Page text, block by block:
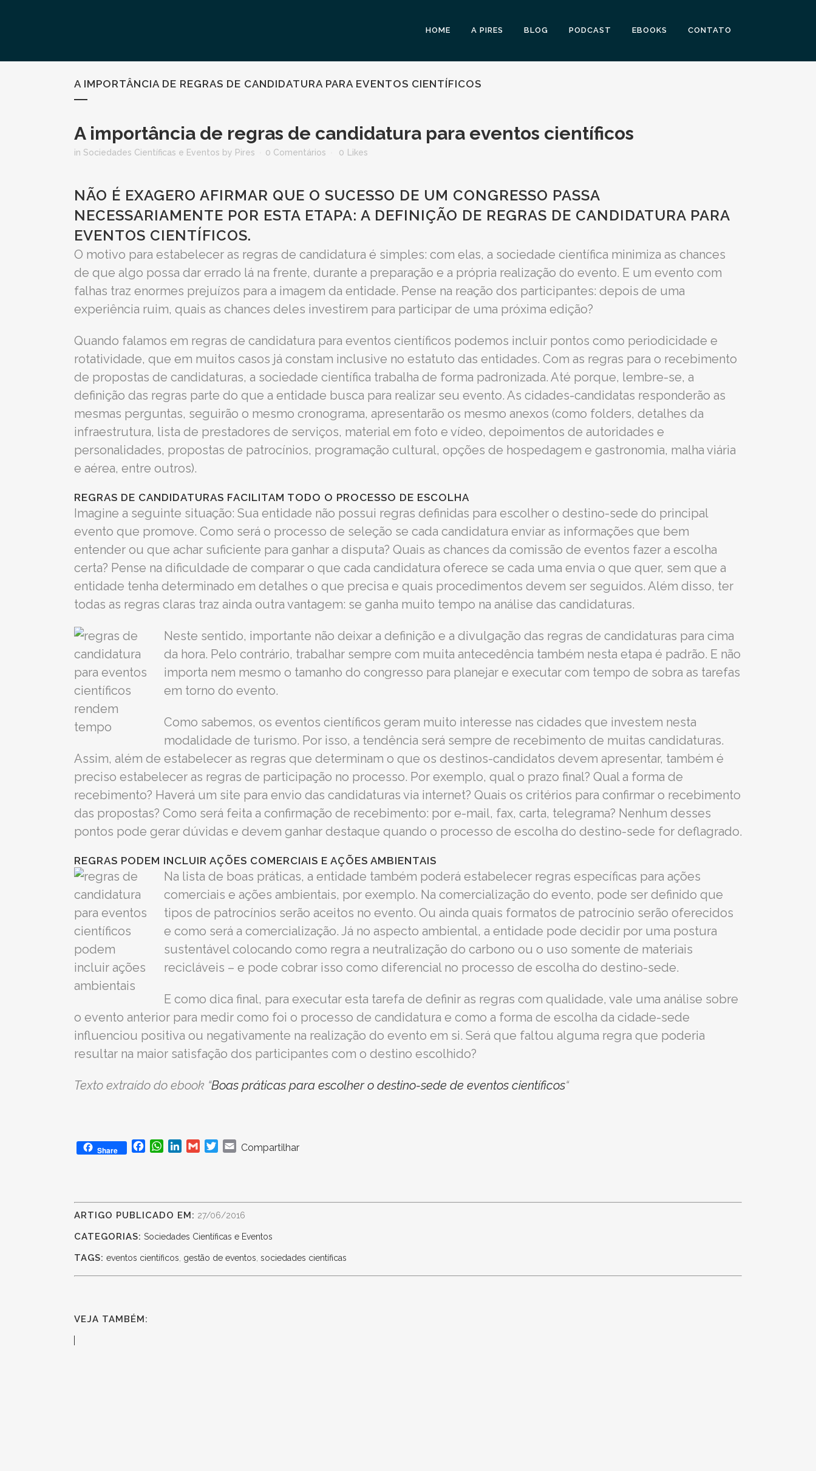
HOME A PIRES BLOG PODCAST EBOOKS CONTATO
A IMPORTÂNCIA DE REGRAS DE CANDIDATURA PARA EVENTOS CIENTÍFICOS
A importância de regras de candidatura para eventos científicos
in Sociedades Científicas e Eventos by Pires 0 Comentários 0 Likes
NÃO É EXAGERO AFIRMAR QUE O SUCESSO DE UM CONGRESSO PASSA
NECESSARIAMENTE POR ESTA ETAPA: A DEFINIÇÃO DE REGRAS DE CANDIDATURA PARA
EVENTOS CIENTÍFICOS.
O motivo para estabelecer as regras de candidatura é simples: com elas, a sociedade científica minimiza as chances
de que algo possa dar errado lá na frente, durante a preparação e a própria realização do evento. E um evento com
falhas traz enormes prejuízos para a imagem da entidade. Pense na reação dos participantes: depois de uma
experiência ruim, quais as chances deles investirem para participar de uma próxima edição?
Quando falamos em regras de candidatura para eventos científicos podemos incluir pontos como periodicidade e
rotatividade, que em muitos casos já constam inclusive no estatuto das entidades. Com as regras para o recebimento
de propostas de candidaturas, a sociedade científica trabalha de forma padronizada. Até porque, lembre-se, a
definição das regras parte do que a entidade busca para realizar seu evento. As cidades-candidatas responderão as
mesmas perguntas, seguirão o mesmo cronograma, apresentarão os mesmo anexos (como folders, detalhes da
infraestrutura, lista de prestadores de serviços, material em foto e vídeo, depoimentos de autoridades e
personalidades, propostas de patrocínios, programação cultural, opções de hospedagem e gastronomia, malha viária
e aérea, entre outros).
REGRAS DE CANDIDATURAS FACILITAM TODO O PROCESSO DE ESCOLHA
Imagine a seguinte situação: Sua entidade não possui regras definidas para escolher o destino-sede do principal
evento que promove. Como será o processo de seleção se cada candidatura enviar as informações que bem
entender ou que achar suficiente para ganhar a disputa? Quais as chances da comissão de eventos fazer a escolha
certa? Pense na dificuldade de comparar o que cada candidatura oferece se cada uma envia o que quer, sem que a
entidade tenha determinado em detalhes o que precisa e quais procedimentos devem ser seguidos. Além disso, ter
todas as regras claras traz ainda outra vantagem: se ganha muito tempo na análise das candidaturas.
Neste sentido, importante não deixar a definição e a divulgação das regras de candidaturas para cima
da hora. Pelo contrário, trabalhar sempre com muita antecedência também nesta etapa é padrão. E não
importa nem mesmo o tamanho do congresso para planejar e executar com tempo de sobra as tarefas
em torno do evento.
Como sabemos, os eventos científicos geram muito interesse nas cidades que investem nesta
modalidade de turismo. Por isso, a tendência será sempre de recebimento de muitas candidaturas.
Assim, além de estabelecer as regras que determinam o que os destinos-candidatos devem apresentar, também é
preciso estabelecer as regras de participação no processo. Por exemplo, qual o prazo final? Qual a forma de
recebimento? Haverá um site para envio das candidaturas via internet? Quais os critérios para confirmar o recebimento
das propostas? Como será feita a confirmação de recebimento: por e-mail, fax, carta, telegrama? Nenhum desses
pontos pode gerar dúvidas e devem ganhar destaque quando o processo de escolha do destino-sede for deflagrado.
REGRAS PODEM INCLUIR AÇÕES COMERCIAIS E AÇÕES AMBIENTAIS
Na lista de boas práticas, a entidade também poderá estabelecer regras específicas para ações
comerciais e ações ambientais, por exemplo. Na comercialização do evento, pode ser definido que
tipos de patrocínios serão aceitos no evento. Ou ainda quais formatos de patrocínio serão oferecidos
e como será a comercialização. Já no aspecto ambiental, a entidade pode decidir por uma postura
sustentável colocando como regra a neutralização do carbono ou o uso somente de materiais
recicláveis – e pode cobrar isso como diferencial no processo de escolha do destino-sede.
E como dica final, para executar esta tarefa de definir as regras com qualidade, vale uma análise sobre
o evento anterior para medir como foi o processo de candidatura e como a forma de escolha da cidade-sede
influenciou positiva ou negativamente na realização do evento em si. Será que faltou alguma regra que poderia
resultar na maior satisfação dos participantes com o destino escolhido?
Texto extraído do ebook “Boas práticas para escolher o destino-sede de eventos científicos“
Share Facebook
WhatsApp
LinkedInGmailTwitterEmail
Compartilhar
ARTIGO PUBLICADO EM: 27/06/2016
CATEGORIAS: Sociedades Científicas e Eventos
TAGS: eventos científicos, gestão de eventos, sociedades científicas
VEJA TAMBÉM: